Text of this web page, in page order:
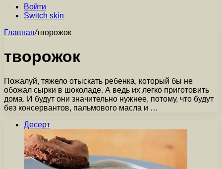
Войти
Switch skin
Главная/творожок
творожок
Пожалуй, тяжело отыскать ребенка, который бы не
обожал сырки в шоколаде. А ведь их легко приготовить
дома. И будут они значительно нужнее, потому, что будут
без консервантов, пальмового масла и …
Десерт